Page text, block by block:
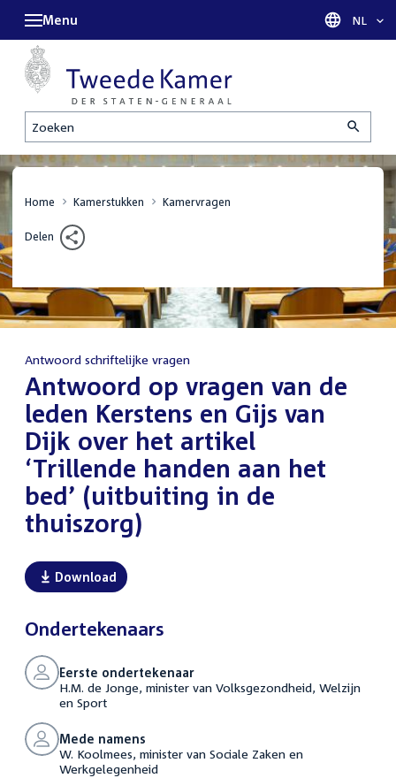
Zoeken
Menu Taal
NL
Home Kamerstukken Kamervragen
Delen
Antwoord schriftelijke vragen
Antwoord op vragen van de
leden Kerstens en Gijs van
Dijk over het artikel
‘Trillende handen aan het
bed’ (uitbuiting in de
thuiszorg)
Download
Ondertekenaars
Eerste ondertekenaar
H.M. de Jonge, minister van Volksgezondheid, Welzijn
en Sport
Mede namens
W. Koolmees, minister van Sociale Zaken en
Werkgelegenheid